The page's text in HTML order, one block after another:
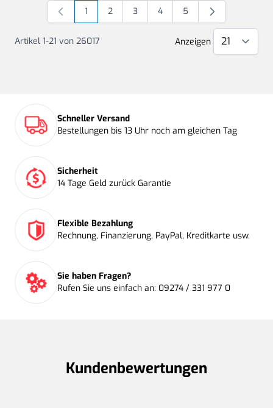
Artikel 1-21 von 26017
Sie lesen gerade Seite
1 Seite
2 Seite
3 Seite
4 Seite
5
Anzeigen
Schneller Versand
Bestellungen bis 13 Uhr noch am gleichen Tag
Sicherheit
14 Tage Geld zurück Garantie
Flexible Bezahlung
Rechnung, Finanzierung, PayPal, Kreditkarte usw.
Sie haben Fragen?
Rufen Sie uns einfach an: 09274 / 331 977 0
Kundenbewertungen